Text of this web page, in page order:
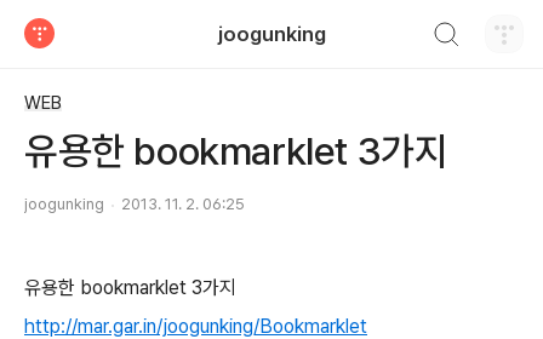
joogunking
WEB
유용한 bookmarklet 3가지
joogunking 2013. 11. 2. 06:25
유용한 bookmarklet 3가지
http://mar.gar.in/joogunking/Bookmarklet